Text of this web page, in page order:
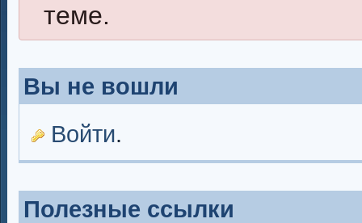
теме.
Вы не вошли
Войти.
Полезные ссылки